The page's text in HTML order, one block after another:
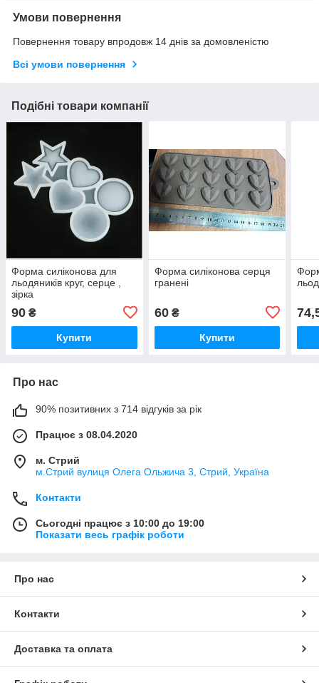
Умови повернення
Повернення товару впродовж 14 днів за домовленістю
Всі умови повернення
Подібні товари компанії
Форма силіконова для
льодяників круг, серце ,
зірка
90 ₴
Купити
Форма силіконова серця
гранені
60₴
Купити
Про нас
90% позитивних з 714 відгуків за рік
Працює з 08.04.2020
м. Стрий
м.Стрий вулиця Олега Ольжича 3, Стрий, Україна
Контакти
Сьогодні працює з 10:00 до 19:00
Показати весь графік роботи
Про нас
Контакти
Доставка та оплата